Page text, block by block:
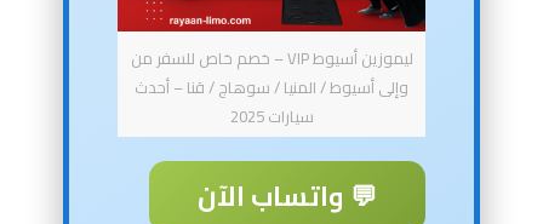
ليموزين أسيوط VIP – خصم خاص للسفر من
وإلى أسيوط / المنيا / سوهاج / قنا – أحدث
سيارات 2025
💬 واتساب الآن